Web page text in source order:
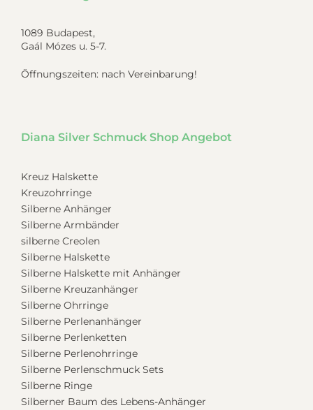
1089 Budapest,
Gaál Mózes u. 5-7.
Öffnungszeiten: nach Vereinbarung!
Diana Silver Schmuck Shop Angebot
Kreuz Halskette
Kreuzohrringe
Silberne Anhänger
Silberne Armbänder
silberne Creolen
Silberne Halskette
Silberne Halskette mit Anhänger
Silberne Kreuzanhänger
Silberne Ohrringe
Silberne Perlenanhänger
Silberne Perlenketten
Silberne Perlenohrringe
Silberne Perlenschmuck Sets
Silberne Ringe
Silberner Baum des Lebens-Anhänger